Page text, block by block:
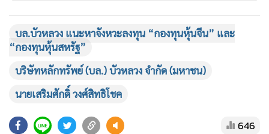
บล.บัวหลวง แนะหาจังหวะลงทุน “กองทุนหุ้นจีน” และ
“กองทุนหุ้นสหรัฐ”
บริษัทหลักทรัพย์ (บล.) บัวหลวง จำกัด (มหาชน)
นายเสริมศักดิ์ วงศ์สิทธิโชค
646